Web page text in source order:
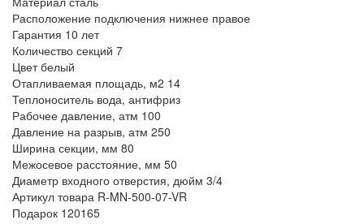
Расположение подключения нижнее правое
Гарантия 10 лет
Количество секций 7
Цвет белый
Отапливаемая площадь, м2 14
Теплоноситель вода, антифриз
Рабочее давление, атм 100
Давление на разрыв, атм 250
Ширина секции, мм 80
Межосевое расстояние, мм 50
Диаметр входного отверстия, дюйм 3/4
Артикул товара R-MN-500-07-VR
Подарок 120165